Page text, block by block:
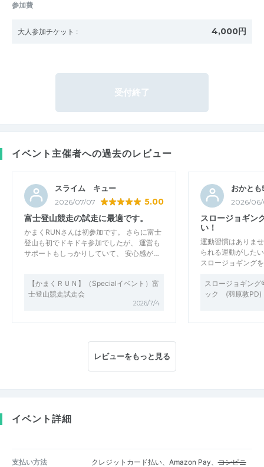
参加費
大人参加チケット : 4,000円
受付終了
イベント主催者への過去のレビュー
スライム キュー
2026/07/07 5.00
富士登山競走の試走に最適です。
かまくRUNさんは初参加です。 さらに富士
登山も初でドキドキ参加でしたが、 運営も
サポートもしっかりしていて、 安心感が…
【かまくＲＵＮ】（Specialイベント）富
士登山競走試走会
2026/7/4
おかと
2026/
スロージョギン
い！
運動習慣はありま
られる運動がした
スロージョギング
スロージョギン
ック (羽原敦PD)
レビューをもっと見る
イベント詳細
支払い方法 クレジットカード払い、Amazon Pay、コンビニ